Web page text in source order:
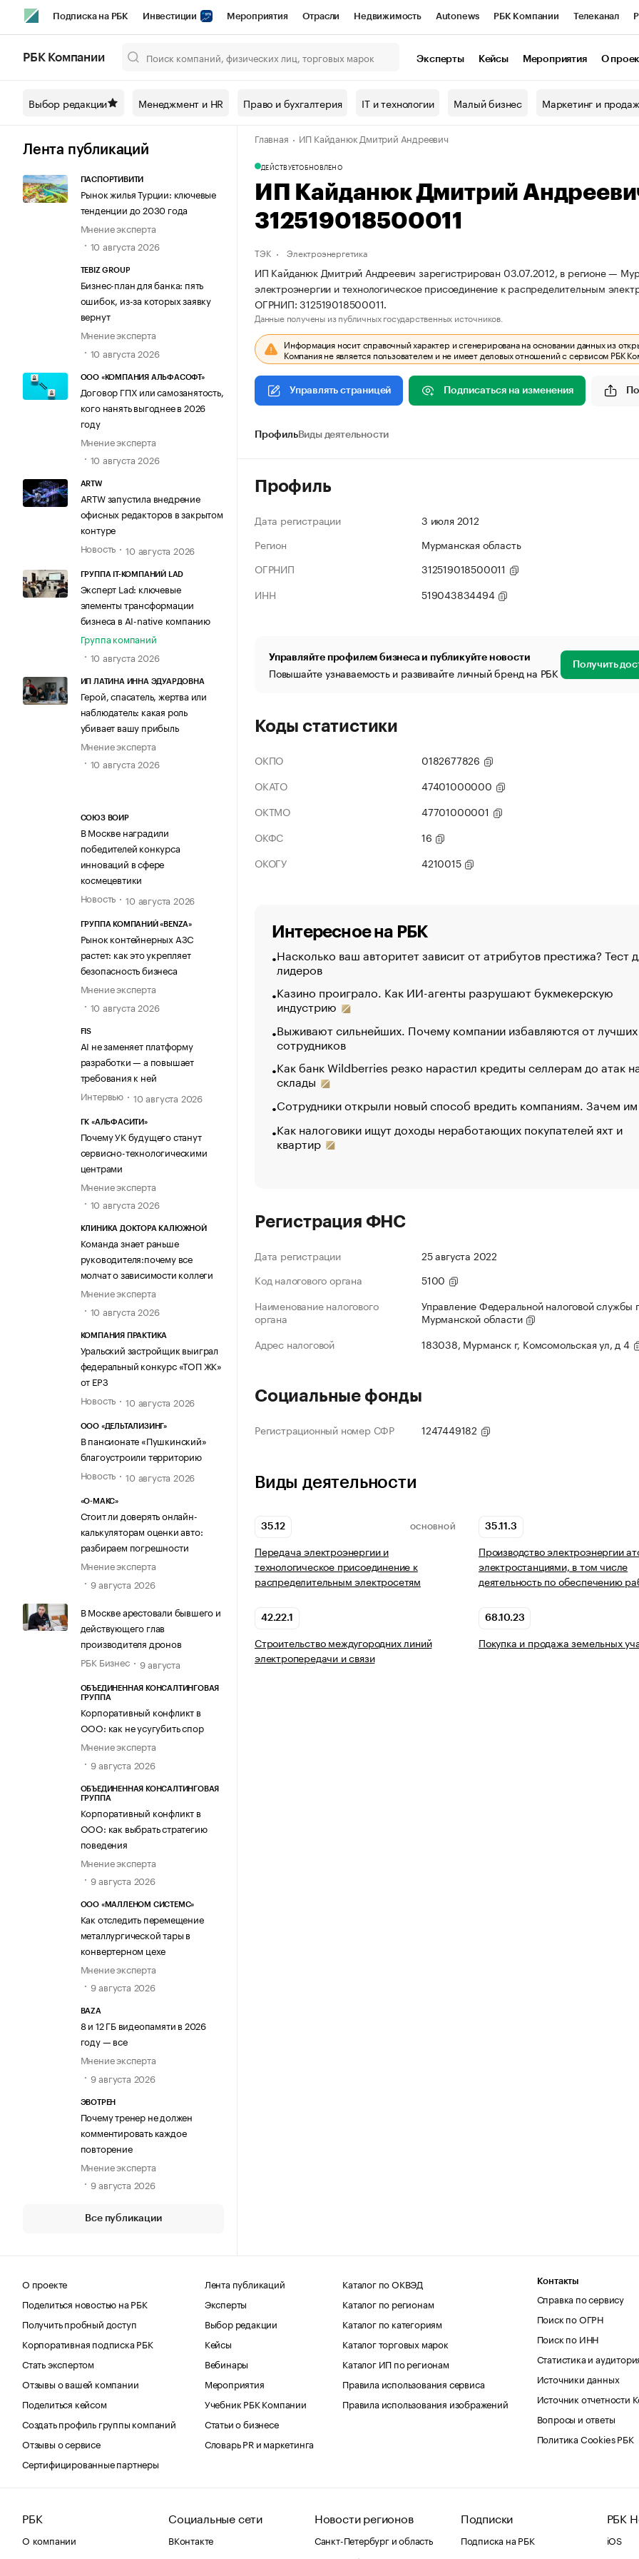
Подписка на РБК Инвестиции Мероприятия Отрасли Недвижимость Autonews РБК Компании Телеканал
Спецпроекты СПб Конференции СПб Спецпроекты Проверка контрагентов
Технологии и медиа Рынок наличной валюты
РБК Компании Эксперты Кейсы Мероприятия О
Выбор редакции Менеджмент и HR Право и бухгалтерия IT и технологии Малый бизнес Маркетинг и
Лента публикаций
ПАСПОРТИВИТИ
Рынок жилья Турции: ключевые
тенденции до 2030 года
Мнение эксперта
10 августа 2026
TEBIZ GROUP
Бизнес-план для банка: пять
ошибок, из-за которых заявку
вернут
Мнение эксперта
10 августа 2026
ООО «КОМПАНИЯ АЛЬФАСОФТ»
Договор ГПХ или самозанятость,
кого нанять выгоднее в 2026
году
Мнение эксперта
10 августа 2026
ARTW
ARTW запустила внедрение
офисных редакторов в закрытом
контуре
Новость
10 августа 2026
ГРУППА IT-КОМПАНИЙ LAD
Эксперт Lad: ключевые
элементы трансформации
бизнеса в AI-native компанию
Группа компаний
10 августа 2026
ИП ЛАТИНА ИННА ЭДУАРДОВНА
Герой, спасатель, жертва или
наблюдатель: какая роль
убивает вашу прибыль
Мнение эксперта
10 августа 2026
СОЮЗ ВОИР
В Москве наградили
победителей конкурса
инноваций в сфере
космецевтики
Новость
10 августа 2026
ГРУППА КОМПАНИЙ «BENZA»
Рынок контейнерных АЗС
растет: как это укрепляет
безопасность бизнеса
Мнение эксперта
10 августа 2026
FIS
AI не заменяет платформу
разработки — а повышает
требования к ней
Интервью
10 августа 2026
ГК «АЛЬФАСИТИ»
Почему УК будущего станут
сервисно-технологическими
центрами
Мнение эксперта
10 августа 2026
КЛИНИКА ДОКТОРА КАЛЮЖНОЙ
Команда знает раньше
руководителя:почему все
молчат о зависимости коллеги
Мнение эксперта
10 августа 2026
КОМПАНИЯ ПРАКТИКА
Уральский застройщик выиграл
федеральный конкурс «ТОП ЖК»
от ЕРЗ
Новость
10 августа 2026
ООО «ДЕЛЬТАЛИЗИНГ»
В пансионате «Пушкинский»
благоустроили территорию
Новость
10 августа 2026
«О-МАКС»
Стоит ли доверять онлайн-
калькуляторам оценки авто:
разбираем погрешности
Мнение эксперта
9 августа 2026
В Москве арестовали бывшего и
действующего глав
производителя дронов
РБК Бизнес
9 августа
ОБЪЕДИНЕННАЯ КОНСАЛТИНГОВАЯ
ГРУППА
Корпоративный конфликт в
ООО: как не усугубить спор
Мнение эксперта
9 августа 2026
ОБЪЕДИНЕННАЯ КОНСАЛТИНГОВАЯ
ГРУППА
Корпоративный конфликт в
ООО: как выбрать стратегию
поведения
Мнение эксперта
9 августа 2026
ООО «МАЛЛЕНОМ СИСТЕМС»
Как отследить перемещение
металлургической тары в
конвертерном цехе
Мнение эксперта
9 августа 2026
BAZA
8 и 12 ГБ видеопамяти в 2026
году — все
Мнение эксперта
9 августа 2026
ЭВОТРЕН
Почему тренер не должен
комментировать каждое
повторение
Мнение эксперта
9 августа 2026
Все публикации
Главная ИП Кайданюк Дмитрий Андреевич
ДЕЙСТВУЕТОБНОВЛЕНО
ИП Кайданюк Дмитрий
312519018500011
ТЭК Электроэнергетика
ИП Кайданюк Дмитрий Андреевич зарегистрирован 03.07.2012, в регионе —
электроэнергии и технологическое присоединение к распределительным
ОГРНИП: 312519018500011.
Данные получены из публичных государственных источников.
Информация носит справочный характер и сгенерирована на основании данных из
Компания не является пользователем и не имеет деловых отношений с сервисом РБК
Управлять страницей Подписаться на изменения
ПрофильВиды деятельности
Профиль
Дата регистрации
3 июля 2012
Регион
Мурманская область
ОГРНИП
312519018500011
ИНН
519043834494
Управляйте профилем бизнеса и публикуйте новости
Повышайте узнаваемость и развивайте личный бренд на РБК Получить
Коды статистики
ОКПО
0182677826
ОКАТО
47401000000
ОКТМО
47701000001
ОКФС
16
ОКОГУ
4210015
Интересное на РБК
Насколько ваш авторитет зависит от атрибутов престижа? Тест
лидеров
Казино проиграло. Как ИИ-агенты разрушают букмекерскую
индустрию
Выживают сильнейших. Почему компании избавляются от лучших
сотрудников
Как банк Wildberries резко нарастил кредиты селлерам до атак
склады
Сотрудники открыли новый способ вредить компаниям. Зачем
Как налоговики ищут доходы неработающих покупателей яхт и
квартир
Регистрация ФНС
Дата регистрации
25 августа 2022
Код налогового органа
5100
Наименование налогового
органа
Управление Федеральной налоговой службы
Мурманской области
Адрес налоговой
183038, Мурманск г, Комсомольская ул, д 4
Социальные фонды
Регистрационный номер СФР 1247449182
Виды деятельности
35.12 ОСНОВНОЙ
Передача электроэнергии и
технологическое присоединение к
распределительным электросетям
35.11.3
Производство электроэнергии
электростанциями, в том числе
деятельность по обеспечению
42.22.1
Строительство междугородних линий
электропередачи и связи
68.10.23
Покупка и продажа земельных
О проекте
Поделиться новостью на РБК
Получить пробный доступ
Корпоративная подписка РБК
Стать экспертом
Отзывы о вашей компании
Поделиться кейсом
Создать профиль группы компаний
Отзывы о сервисе
Сертифицированные партнеры
Лента публикаций
Эксперты
Выбор редакции
Кейсы
Вебинары
Мероприятия
Учебник РБК Компании
Статьи о бизнесе
Словарь PR и маркетинга
Каталог по ОКВЭД
Каталог по регионам
Каталог по категориям
Каталог торговых марок
Каталог ИП по регионам
Правила использования сервиса
Правила использования изображений
Контакты
Справка по сервису
Поиск по ОГРН
Поиск по ИНН
Статистика и
Источники данных
Источник отчетности
Вопросы и ответы
Политика Cookies РБК
РБК
О компании
Социальные сети
ВКонтакте
Новости регионов
Санкт-Петербург и область
Подписки
Подписка на РБК
РБК
iOS